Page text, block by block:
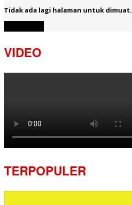
Tidak ada lagi halaman untuk dimuat.
VIDEO
TERPOPULER